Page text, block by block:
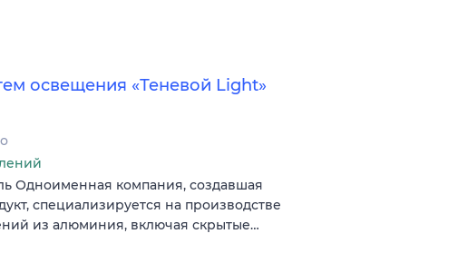
освещения «Теневой Light»
Одноименная компания, создавшая
специализируется на производстве
из алюминия, включая скрытые…